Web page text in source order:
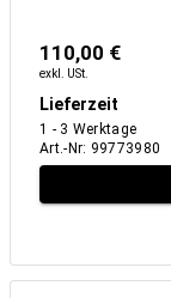
110,00 €
exkl. USt.
Lieferzeit
1 - 3 Werktage
Art.-Nr: 99773980